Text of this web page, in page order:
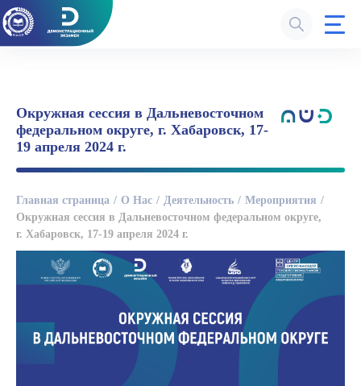
Окружная сессия в Дальневосточном
федеральном округе, г. Хабаровск, 17-
19 апреля 2024 г.
Главная страница О Нас Деятельность
Мероприятия
Окружная сессия в Дальневосточном федеральном округе,
г. Хабаровск, 17-19 апреля 2024 г.